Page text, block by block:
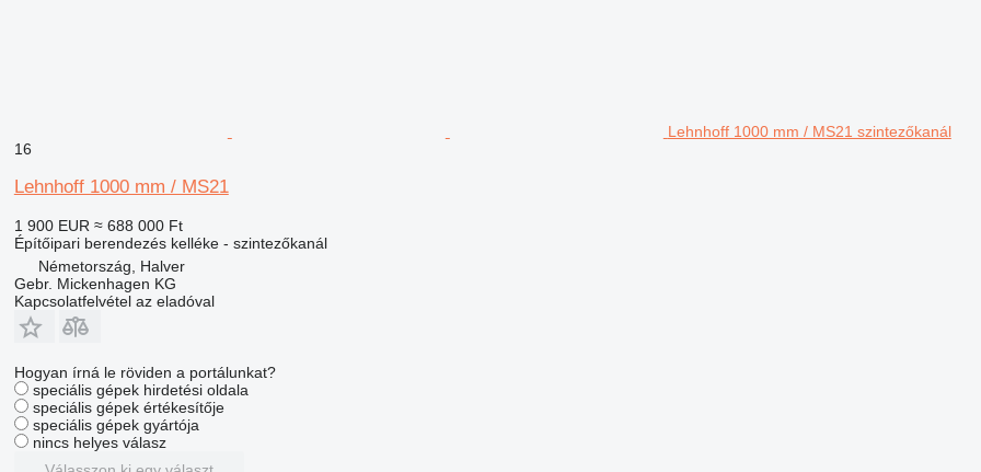
Lehnhoff 1000 mm / MS21 szintezőkanál
16
Lehnhoff 1000 mm / MS21
1 900 EUR ≈ 688 000 Ft
Építőipari berendezés kelléke - szintezőkanál
Németország, Halver
Gebr. Mickenhagen KG
Kapcsolatfelvétel az eladóval
Hogyan írná le röviden a portálunkat?
speciális gépek hirdetési oldala
speciális gépek értékesítője
speciális gépek gyártója
nincs helyes válasz